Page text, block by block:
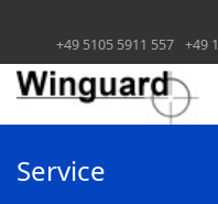
+49 5105 5911 557 +49
Service